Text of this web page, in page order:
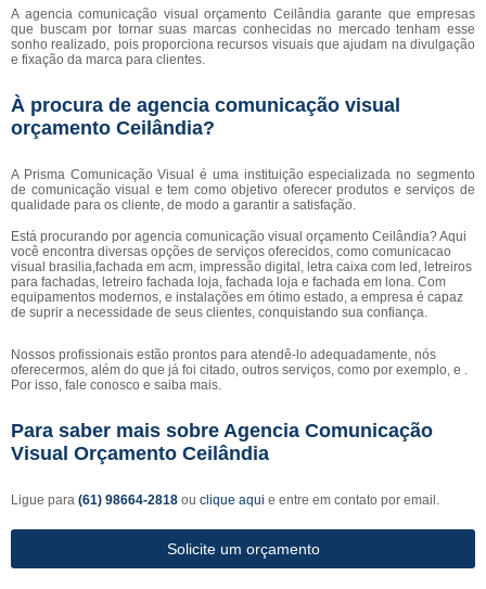
A agencia comunicação visual orçamento Ceilândia garante que empresas
que buscam por tornar suas marcas conhecidas no mercado tenham esse
sonho realizado, pois proporciona recursos visuais que ajudam na divulgação
e fixação da marca para clientes.
À procura de agencia comunicação visual
orçamento Ceilândia?
A Prisma Comunicação Visual é uma instituição especializada no segmento
de comunicação visual e tem como objetivo oferecer produtos e serviços de
qualidade para os cliente, de modo a garantir a satisfação.
Está procurando por agencia comunicação visual orçamento Ceilândia? Aqui
você encontra diversas opções de serviços oferecidos, como comunicacao
visual brasilia,fachada em acm, impressão digital, letra caixa com led, letreiros
para fachadas, letreiro fachada loja, fachada loja e fachada em lona. Com
equipamentos modernos, e instalações em ótimo estado, a empresa é capaz
de suprir a necessidade de seus clientes, conquistando sua confiança.
Nossos profissionais estão prontos para atendê-lo adequadamente, nós
oferecermos, além do que já foi citado, outros serviços, como por exemplo, e .
Por isso, fale conosco e saiba mais.
Para saber mais sobre Agencia Comunicação
Visual Orçamento Ceilândia
Ligue para (61) 98664-2818 ou clique aqui e entre em contato por email.
Solicite um orçamento